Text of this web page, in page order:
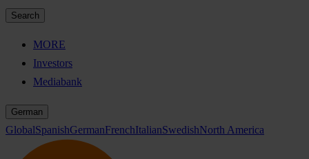
Search
MORE
Investors
Mediabank
German
GlobalSpanishGermanFrenchItalianSwedishNorth America